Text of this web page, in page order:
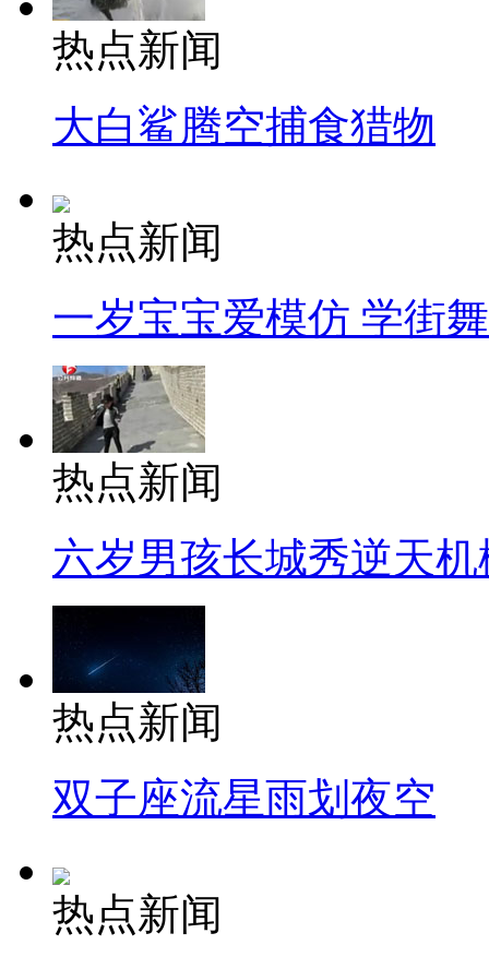
热点新闻
大白鲨腾空捕食猎物
热点新闻
一岁宝宝爱模仿 学街
热点新闻
六岁男孩长城秀逆天机
热点新闻
双子座流星雨划夜空
热点新闻